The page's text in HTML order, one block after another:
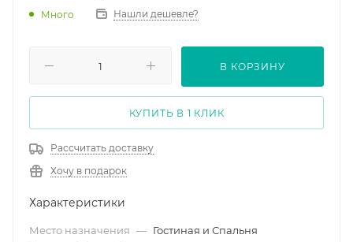
Много Нашли дешевле?
В КОРЗИНУ
КУПИТЬ В 1 КЛИК
Рассчитать доставку
Хочу в подарок
Характеристики
Место назначения — Гостиная и Спальня